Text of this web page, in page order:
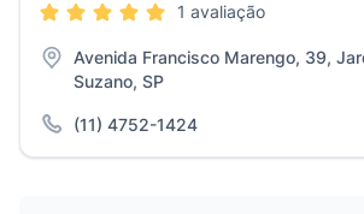
1 avaliação
Avenida Francisco Marengo, 39,
Suzano, SP
(11) 4752-1424